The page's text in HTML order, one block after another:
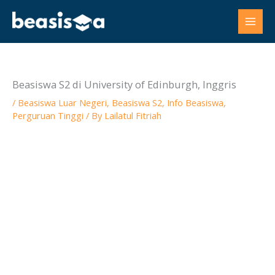
content
Beasiswa S2 di University of Edinburgh, Inggris
/ Beasiswa Luar Negeri, Beasiswa S2, Info Beasiswa,
Perguruan Tinggi / By Lailatul Fitriah